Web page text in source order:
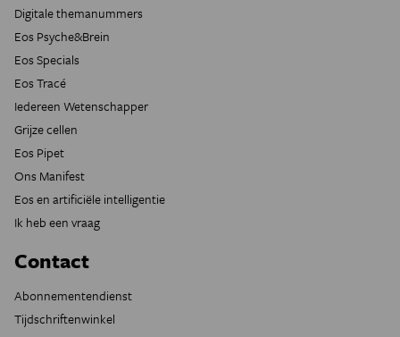
Digitale themanummers
Eos Psyche&Brein
Eos Specials
Eos Tracé
Iedereen Wetenschapper
Grijze cellen
Eos Pipet
Ons Manifest
Eos en artificiële intelligentie
Ik heb een vraag
Contact
Abonnementendienst
Tijdschriftenwinkel